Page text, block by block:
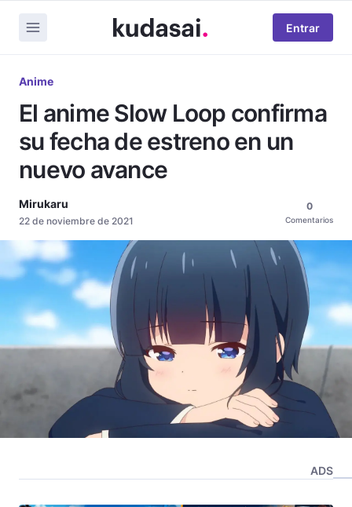
Entrar
Anime
El anime Slow Loop confirma
su fecha de estreno en un
nuevo avance
Mirukaru
22 de noviembre de 2021
0
Comentarios
ADS